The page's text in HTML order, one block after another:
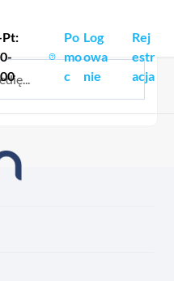
Pt:
Po
mo
c
Log
owa
nie
Rej
estr
acja